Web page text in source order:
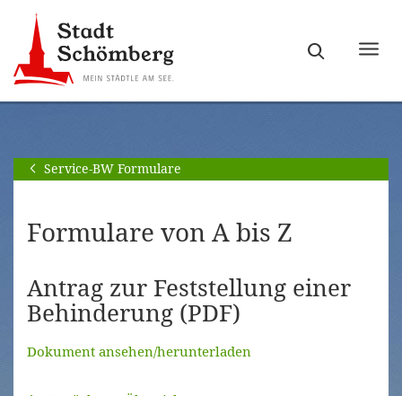
Hauptnavigation
springen
[Alt]+
Seiteninhalt
springen
[Alt]+
Service-BW Formulare
Formulare von A bis Z
Antrag zur Feststellung einer
Behinderung (PDF)
Dokument ansehen/herunterladen